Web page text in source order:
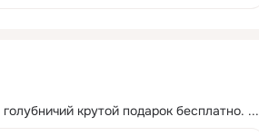
крутой подарок бесплатно. ...